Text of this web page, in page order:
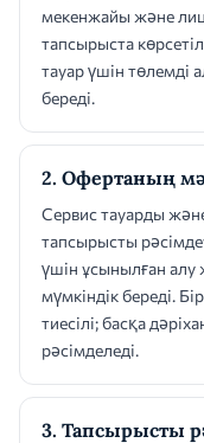
мекенжайы және
тапсырыста
тауар үшін төлемді
береді.
2. Офертаның
Сервис тауарды
тапсырысты
үшін ұсынылған алу
мүмкіндік береді.
тиесілі; басқа
рәсімделеді.
3. Тапсырысты